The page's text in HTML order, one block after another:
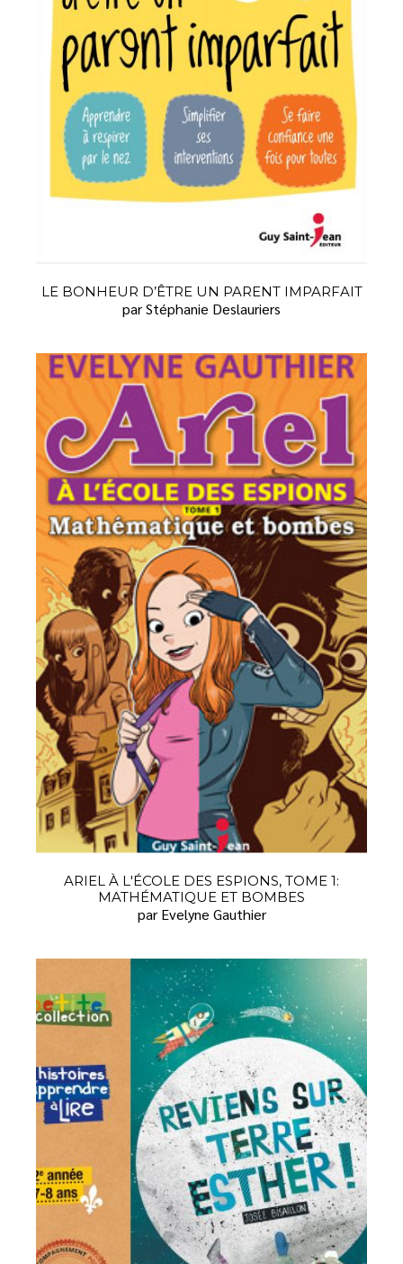
LE BONHEUR D’ÊTRE UN PARENT IMPARFAIT
par Stéphanie Deslauriers
ARIEL À L'ÉCOLE DES ESPIONS, TOME 1:
MATHÉMATIQUE ET BOMBES
par Evelyne Gauthier